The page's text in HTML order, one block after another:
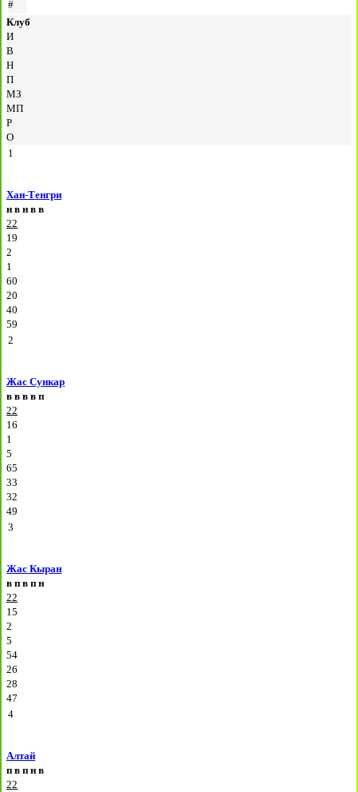
#
Клуб
И
В
Н
П
МЗ
МП
Р
О
1
Хан-Тенгри
н в н в в
22
19
2
1
60
20
40
59
2
Жас Сункар
в в в в п
22
16
1
5
65
33
32
49
3
Жас Кыран
в п в п н
22
15
2
5
54
26
28
47
4
Алтай
п в п н в
22